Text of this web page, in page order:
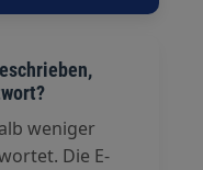
weniger
Die E-